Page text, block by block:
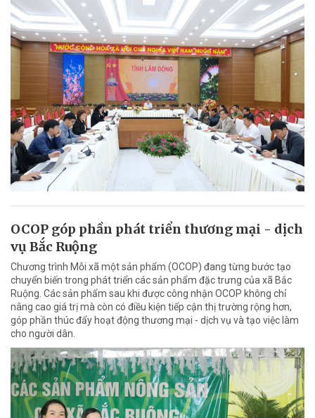
OCOP góp phần phát triển thương mại - dịch
vụ Bắc Ruộng
Chương trình Mỗi xã một sản phẩm (OCOP) đang từng bước tạo
chuyển biến trong phát triển các sản phẩm đặc trưng của xã Bắc
Ruộng. Các sản phẩm sau khi được công nhận OCOP không chỉ
nâng cao giá trị mà còn có điều kiện tiếp cận thị trường rộng hơn,
góp phần thúc đẩy hoạt động thương mại - dịch vụ và tạo việc làm
cho người dân.